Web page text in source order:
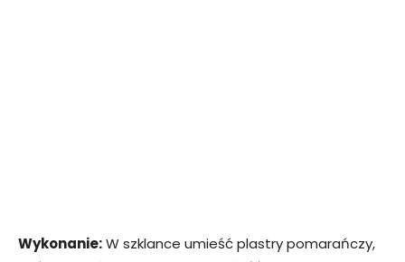
Wykonanie:W szklance umieść plastry pomarańczy,